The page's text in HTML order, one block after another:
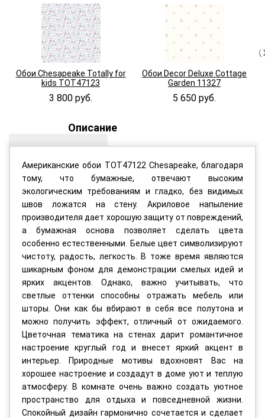
Обои Chesapeake Totally for
kids TOT47123
3 800 руб.
Обои Decor Deluxe Cottage
Garden 11327
5 650 руб.
Описание
Американские обои TOT47122 Chesapeake, благодаря
тому, что бумажные, отвечают высоким
экологическим требованиям и гладко, без видимых
швов ложатся на стену. Акриловое напыление
производителя дает хорошую защиту от повреждений,
а бумажная основа позволяет сделать цвета
особенно естественными. Белые цвет символизируют
чистоту, радость, легкость. В тоже время являются
шикарным фоном для демонстрации смелых идей и
ярких акцентов. Однако, важно учитывать, что
светлые оттенки способны отражать мебель или
шторы. Они как бы вбирают в себя все полутона и
можно получить эффект, отличный от ожидаемого.
Цветочная тематика на стенах дарит романтичное
настроение круглый год и внесет яркий акцент в
интерьер. Природные мотивы вдохновят Вас на
хорошее настроение и создадут в доме уют и теплую
атмосферу. В комнате очень важно создать уютное
пространство для отдыха и повседневной жизни.
Спокойный дизайн гармонично сочетается и сделает